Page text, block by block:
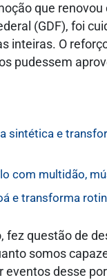
que
(GDF), foi
inteiras. O
pudessem
sintética e
com multidão,
e transforma
fez questão de
somos
desse